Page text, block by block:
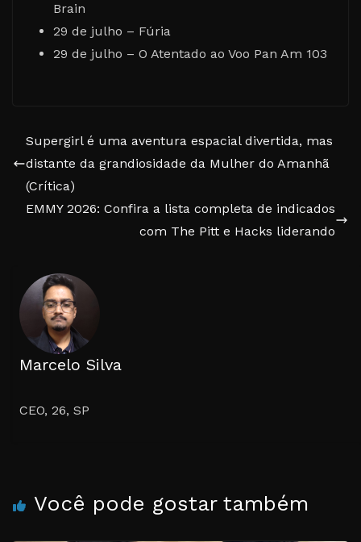
Brain
29 de julho – Fúria
29 de julho – O Atentado ao Voo Pan Am 103
Supergirl é uma aventura espacial divertida, mas
distante da grandiosidade da Mulher do Amanhã
(Crítica)
EMMY 2026: Confira a lista completa de indicados
com The Pitt e Hacks liderando
Marcelo Silva
CEO, 26, SP
Você pode gostar também